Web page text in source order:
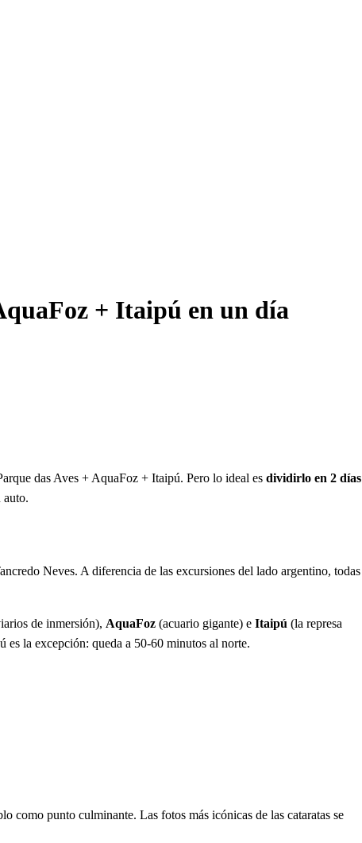
+ Itaipú en un día
das Aves + AquaFoz + Itaipú. Pero lo ideal es dividirlo en 2 días
auto.
Neves. A diferencia de las excursiones del lado argentino, todas
de inmersión), AquaFoz (acuario gigante) e Itaipú (la represa
es la excepción: queda a 50-60 minutos al norte.
como punto culminante. Las fotos más icónicas de las cataratas se